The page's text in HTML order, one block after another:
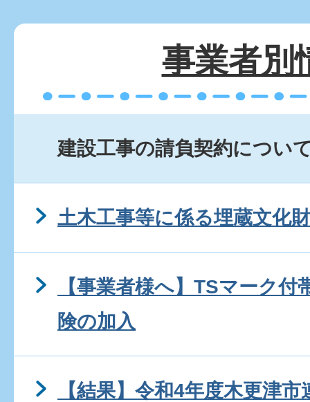
事業者別
建設工事の請負契約につい
土木工事等に係る埋蔵文化
【事業者様へ】TSマーク付
険の加入
【結果】令和4年度木更津